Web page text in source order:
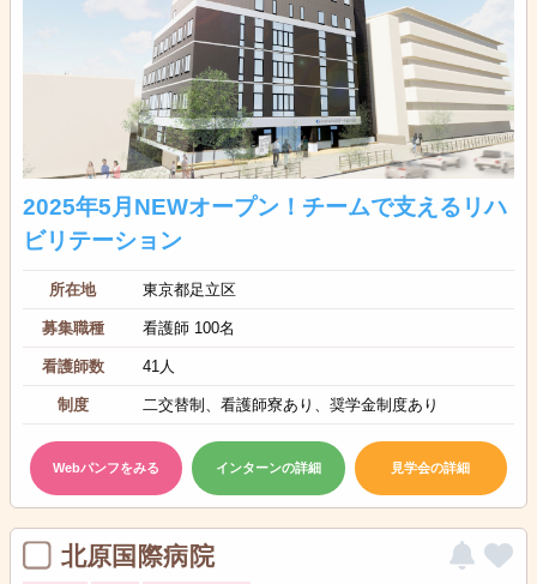
2025年5月NEWオープン！チームで支えるリハ
ビリテーション
所在地 東京都足立区
募集職種 看護師 100名
看護師数 41人
制度 二交替制、看護師寮あり、奨学金制度あり
Webパンフをみる インターンの詳細 見学会の詳細
北原国際病院